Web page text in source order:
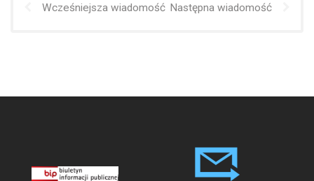
Wcześniejsza wiadomość Następna wiadomość